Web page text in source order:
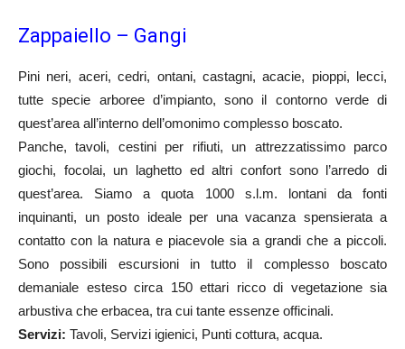
Zappaiello – Gangi
Pini neri, aceri, cedri, ontani, castagni, acacie, pioppi, lecci,
tutte specie arboree d’impianto, sono il contorno verde di
quest’area all’interno dell’omonimo complesso boscato.
Panche, tavoli, cestini per rifiuti, un attrezzatissimo parco
giochi, focolai, un laghetto ed altri confort sono l’arredo di
quest’area. Siamo a quota 1000 s.l.m. lontani da fonti
inquinanti, un posto ideale per una vacanza spensierata a
contatto con la natura e piacevole sia a grandi che a piccoli.
Sono possibili escursioni in tutto il complesso boscato
demaniale esteso circa 150 ettari ricco di vegetazione sia
arbustiva che erbacea, tra cui tante essenze officinali.
Servizi: Tavoli, Servizi igienici, Punti cottura, acqua.